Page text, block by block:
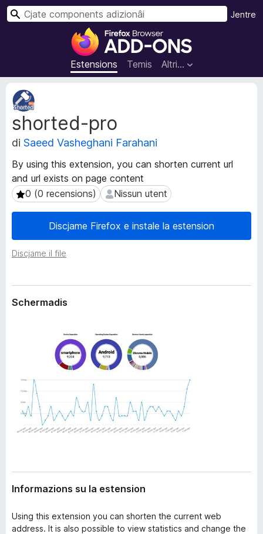
C
o
m
p
t
s
a
d
i
i
i
r
F
i
f
o
x
Estensions Temis Altri…
Jentre
C
shorted-pro
di Saeed Vasheghani Farahani
By using this extension, you can shorten current url
and url exists on page content
0 (0 recensions)
0 (0 recensions) Nissun utent
Nissun utent
Discjame Firefox e instale la estension
Discjame il file
M
e
t
a
d
t
s
d
e
t
e
o
Schermadis
Informazions su la estension
Using this extension you can shorten the current web
address. It is also possible to view statistics and change the